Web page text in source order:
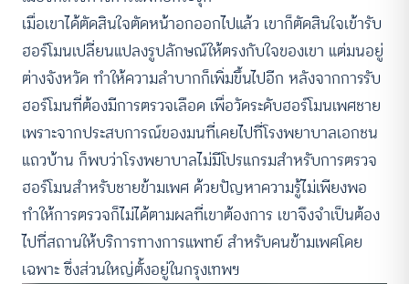
เมื่อเขาได้ตัดสินใจตัดหน้าอกออกไปแล้ว เขาก็ตัดสินใจเข้ารับ
ฮอร์โมนเปลี่ยนแปลงรูปลักษณ์ให้ตรงกับใจของเขา แต่มนอยู่
ต่างจังหวัด ทำให้ความลำบากก็เพิ่มขึ้นไปอีก หลังจากการรับ
ฮอร์โมนที่ต้องมีการตรวจเลือด เพื่อวัดระดับฮอร์โมนเพศชาย
เพราะจากประสบการณ์ของมนที่เคยไปที่โรงพยาบาลเอกชน
แถวบ้าน ก็พบว่าโรงพยาบาลไม่มีโปรแกรมสำหรับการตรวจ
ฮอร์โมนสำหรับชายข้ามเพศ ด้วยปัญหาความรู้ไม่เพียงพอ
ทำให้การตรวจก็ไม่ได้ตามผลที่เขาต้องการ เขาจึงจำเป็นต้อง
ไปที่สถานให้บริการทางการแพทย์ สำหรับคนข้ามเพศโดย
เฉพาะ ซึ่งส่วนใหญ่ตั้งอยู่ในกรุงเทพฯ